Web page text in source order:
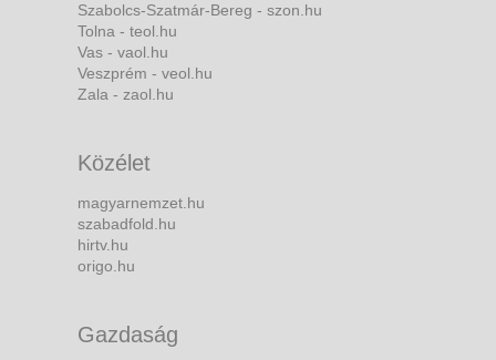
Szabolcs-Szatmár-Bereg - szon.hu
Tolna - teol.hu
Vas - vaol.hu
Veszprém - veol.hu
Zala - zaol.hu
Közélet
magyarnemzet.hu
szabadfold.hu
hirtv.hu
origo.hu
Gazdaság